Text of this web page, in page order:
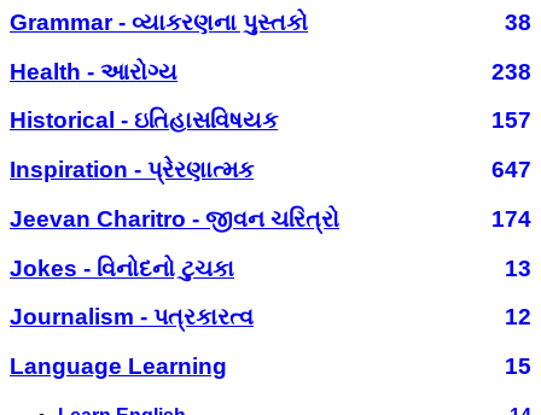
Grammar - વ્યાકરણના પુસ્તકો
38
Health - આરોગ્ય
238
Historical - ઇતિહાસવિષયક
157
Inspiration - પ્રેરણાત્મક
647
Jeevan Charitro - જીવન ચરિત્રો
174
Jokes - વિનોદનો ટુચકા
13
Journalism - પત્રકારત્વ
12
Language Learning
15